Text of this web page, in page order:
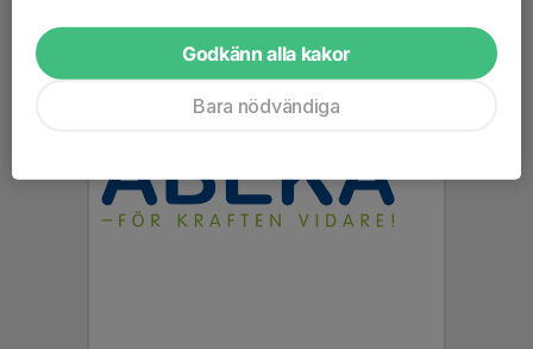
Godkänn alla kakor
Bara nödvändiga